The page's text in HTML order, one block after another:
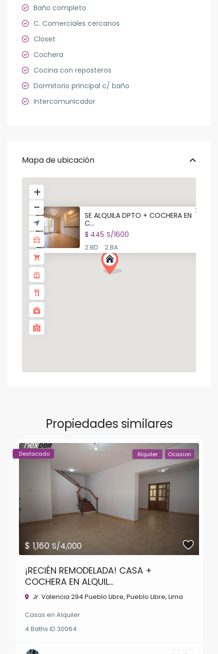
Baño completo
C. Comerciales cercanos
Closet
Cochera
Cocina con reposteros
Dormitorio principal c/ baño
Intercomunicador
Mapa de ubicación
SE ALQUILA DPTO + COCHERA EN
C...
$ 445 S/1600
2 BD 2 BA
Propiedades similares
$ 1,160S/4,000
Alquiler Ocasion
Destacado
¡RECIÉN REMODELADA! CASA +
COCHERA EN ALQUIL...
Jr. Valencia 294 Pueblo Libre,Pueblo Libre,Lima
Casas enAlquiler
4 Baths·ID 30064